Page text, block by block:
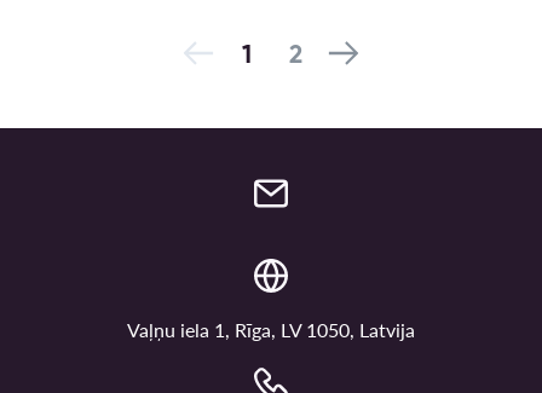
1 2
Vaļņu iela 1, Rīga, LV 1050, Latvija